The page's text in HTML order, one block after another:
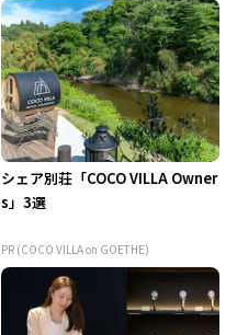
シェア別荘「COCO VILLA Owner
s」3選
PR (COCO VILLA on GOETHE)